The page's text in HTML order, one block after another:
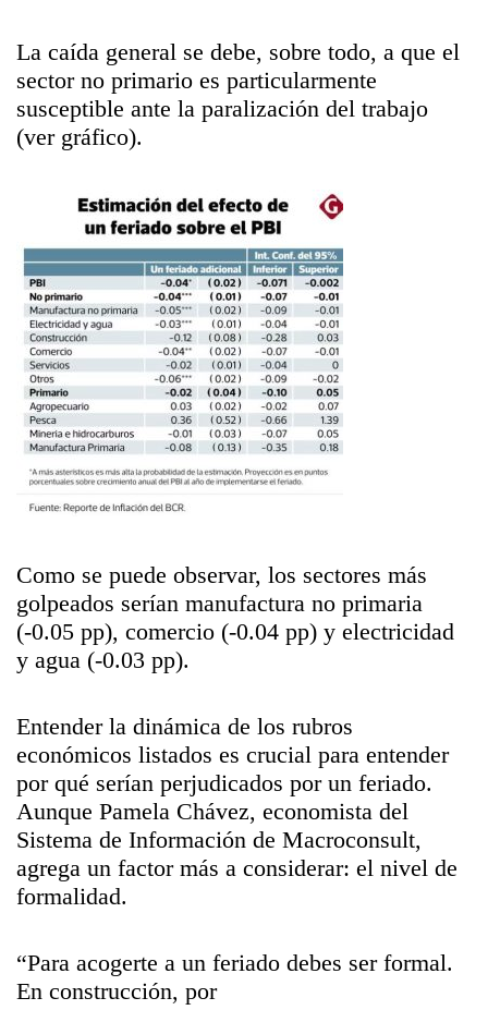
La caída general se debe, sobre todo, a que el
sector no primario es particularmente
susceptible ante la paralización del trabajo
(ver gráfico).
Como se puede observar, los sectores más
golpeados serían manufactura no primaria
(-0.05 pp), comercio (-0.04 pp) y electricidad
y agua (-0.03 pp).
Entender la dinámica de los rubros
económicos listados es crucial para entender
por qué serían perjudicados por un feriado.
Aunque Pamela Chávez, economista del
Sistema de Información de Macroconsult,
agrega un factor más a considerar: el nivel de
formalidad.
“Para acogerte a un feriado debes ser formal.
En construcción, por